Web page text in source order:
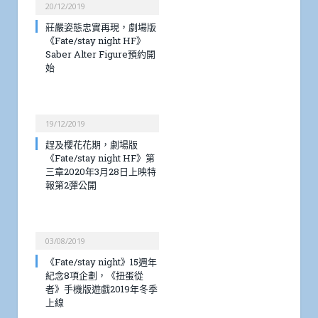
20/12/2019
莊嚴姿態忠實再現，劇場版
《Fate/stay night HF》
Saber Alter Figure預約開
始
19/12/2019
趕及櫻花花期，劇場版
《Fate/stay night HF》第
三章2020年3月28日上映特
報第2彈公開
03/08/2019
《Fate/stay night》15週年
紀念8項企劃，《扭蛋從
者》手機版遊戲2019年冬季
上線